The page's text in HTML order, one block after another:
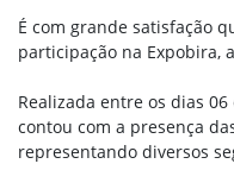
É com grande satisfação
participação na Expobira,
Realizada entre os dias
contou com a presença
representando diversos